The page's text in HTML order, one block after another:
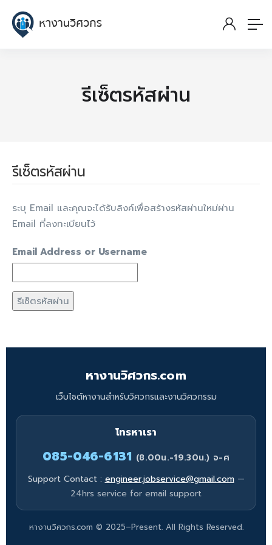
รีเซ็ตรหัสผ่าน
รีเซ็ตรหัสผ่าน
ระบุ Email และคุณจะได้รับลิงค์เพื่อสร้างรหัสผ่านใหม่ผ่าน
Email ที่ลงทะเบียนไว้
Email Address or Username
รีเซ็ตรหัสผ่าน
หางานวิศวกร.com
เว็บไซต์หางานสำหรับวิศวกรและงานวิศวกรรม
โทรหาเรา
085-046-6131 (8.00น.-19.30น.) จ-ศ
Support Contact : engineer.jobservice@gmail.com —
24hrs service for email support
หางานวิศวกร.com © 2025–Present. All Rights Reserved.